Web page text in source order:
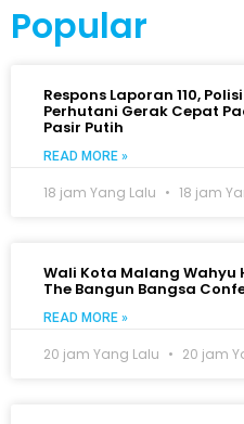
Popular
Respons Laporan 110,
Perhutani Gerak Cepat
Pasir Putih
READ MORE »
18 jam Yang Lalu 18 jam
Wali Kota Malang
The Bangun Bangsa
READ MORE »
20 jam Yang Lalu 20 jam